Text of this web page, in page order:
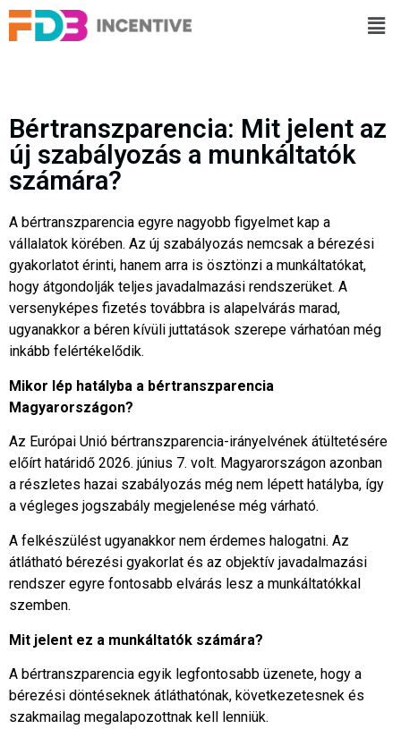
Bértranszparencia: Mit jelent az
új szabályozás a munkáltatók
számára?
A bértranszparencia egyre nagyobb figyelmet kap a
vállalatok körében. Az új szabályozás nemcsak a bérezési
gyakorlatot érinti, hanem arra is ösztönzi a munkáltatókat,
hogy átgondolják teljes javadalmazási rendszerüket. A
versenyképes fizetés továbbra is alapelvárás marad,
ugyanakkor a béren kívüli juttatások szerepe várhatóan még
inkább felértékelődik.
Mikor lép hatályba a bértranszparencia
Magyarországon?
Az Európai Unió bértranszparencia-irányelvének átültetésére
előírt határidő 2026. június 7. volt. Magyarországon azonban
a részletes hazai szabályozás még nem lépett hatályba, így
a végleges jogszabály megjelenése még várható.
A felkészülést ugyanakkor nem érdemes halogatni. Az
átlátható bérezési gyakorlat és az objektív javadalmazási
rendszer egyre fontosabb elvárás lesz a munkáltatókkal
szemben.
Mit jelent ez a munkáltatók számára?
A bértranszparencia egyik legfontosabb üzenete, hogy a
bérezési döntéseknek átláthatónak, következetesnek és
szakmailag megalapozottnak kell lenniük.